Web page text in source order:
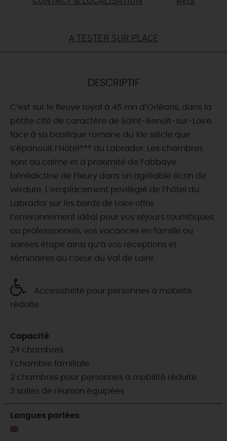
TOUT L'AGENDA
A TESTER SUR PLACE
DESCRIPTIF
C’est sur le fleuve royal à 45 mn d’Orléans, dans la
petite cité de caractère de Saint-Benoît-sur-Loire,
face à sa basilique romane du XIe siècle que
s’épanouit l’Hôtel*** du Labrador. Les chambres
sont au calme et à proximité de l’abbaye
bénédictine de Fleury dans un agréable écrin de
verdure. L’emplacement privilégié de l’hôtel du
Labrador sur les bords de Loire offre
l’environnement idéal pour vos séjours touristiques
ou professionnels, vos vacances en famille ou
soirées étape ainsi qu’à vos réceptions et
séminaires au coeur du Val de Loire.
Accessibilité pour personnes à mobilité
réduite
Capacité
24 chambres
1 chambre familiale
2 chambres pour personnes à mobilité réduite
3 salles de réunion équipées
Langues parlées